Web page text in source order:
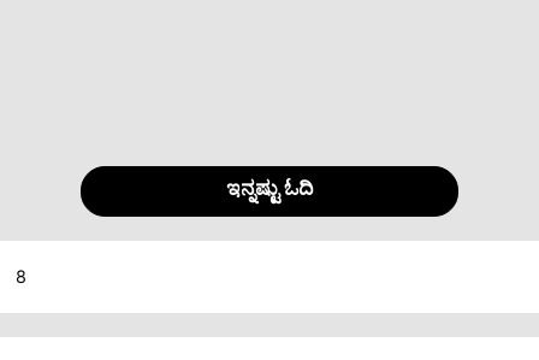
ಇನ್ನಷ್ಟು ಓದಿ
8